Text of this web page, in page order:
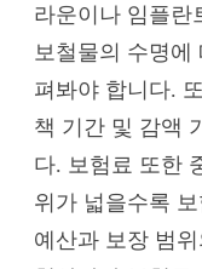
라운이나 임플란
보철물의 수명
펴봐야 합니다.
책 기간 및 감액
다. 보험료 또한
위가 넓을수록
예산과 보장 범